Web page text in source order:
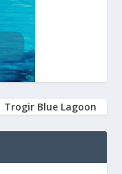
Trogir Blue Lagoon